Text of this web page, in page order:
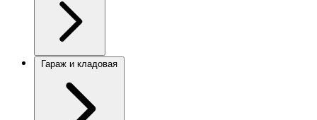
Гараж и кладовая